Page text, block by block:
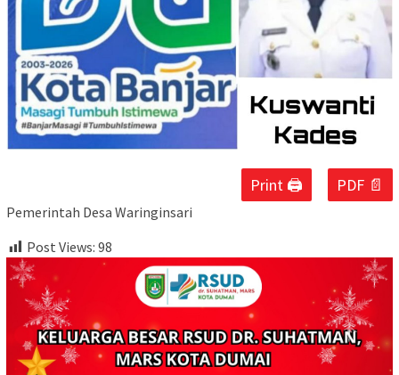
Print 🖨 PDF 📄
Pemerintah Desa Waringinsari
Post Views: 98